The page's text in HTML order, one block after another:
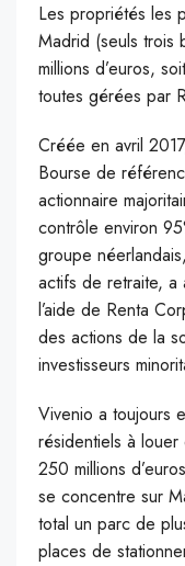
Les propriétés les
Madrid (seuls trois
millions d’euros,
toutes gérées par
Créée en avril
Bourse de
actionnaire
contrôle environ
groupe
actifs de retraite, a
l’aide de Renta
des actions de la
investisseurs
Vivenio a toujours
résidentiels à
250 millions
se concentre sur
total un parc de
places de